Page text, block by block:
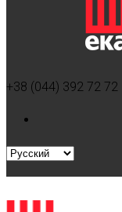
+38 (044) 392 72 72